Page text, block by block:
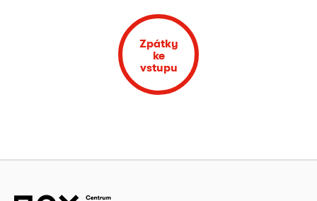
Zpátky
ke
vstupu